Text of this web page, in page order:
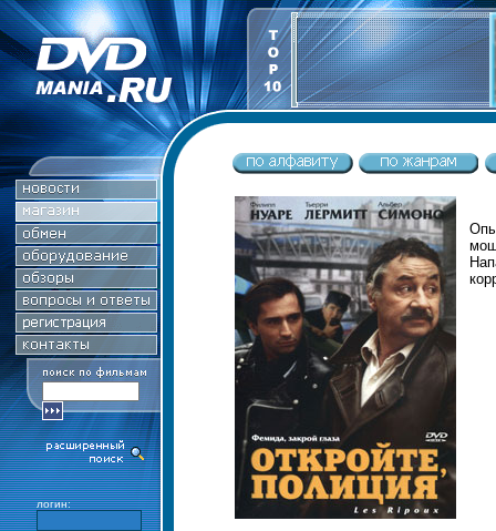
логин: